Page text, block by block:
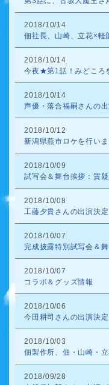
2018/10/14
佃社長、山崎、立花×軽
2018/10/14
今夜★第1話！みどころ
2018/10/14
声優・落合福嗣さんの出
2018/10/12
新潟県燕市ロケを行い
2018/10/09
試写会＆舞台挨拶：質
2018/10/08
工藤夕貴さんの出演決定
2018/10/07
完成披露特別試写会＆舞
2018/10/07
コラボ＆グッズ情報
2018/10/06
今田耕司さんの出演決定
2018/10/03
佃製作所、佃・山崎・立
2018/09/28